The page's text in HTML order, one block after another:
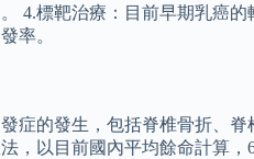
4.標靶治療：目前早期乳癌
率。
症的發生，包括脊椎骨折、
，以目前國內平均餘命計算